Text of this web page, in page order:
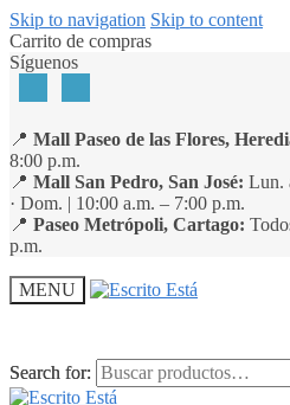
Skip to navigation Skip to content
Carrito de compras
Síguenos
📍 Mall Paseo de las Flores,
8:00 p.m.
📍 Mall San Pedro, San José: Lun.
· Dom. | 10:00 a.m. – 7:00 p.m.
📍 Paseo Metrópoli, Cartago:
p.m.
MENU
Search for:
Search for: